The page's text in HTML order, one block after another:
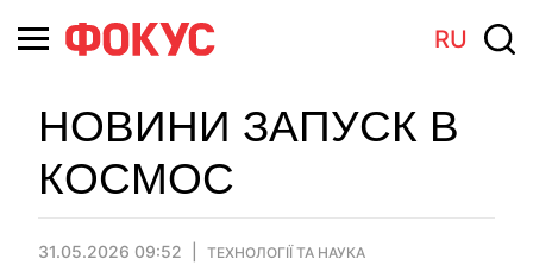
RU
НОВИНИ ЗАПУСК В
КОСМОС
31.05.2026 09:52 ТЕХНОЛОГІЇ ТА НАУКА